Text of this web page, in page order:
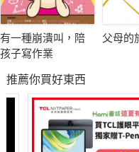
故事，陪伴我們度過艱難的
故事，幫助我們享受人生，
姆米、彼得潘、野獸國……
在「很久很久以前」和「從
個我們都去過的地方，那
我們可以騎在恐龍的背上
大，或是一轉身就到了原
有一種崩潰叫，陪
孩子寫作業
父母的
推薦你買好東西